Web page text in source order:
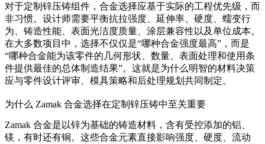
对于定制锌压铸组件，合金选择应基于实际的工程优先级，而
非习惯。设计师需要平衡抗拉强度、延伸率、硬度、蠕变行
为、铸造性能、表面光洁度质量、涂层兼容性以及单位成本。
在大多数项目中，选择不仅仅是“哪种合金强度最高”，而是
“哪种合金能为该零件的几何形状、数量、表面处理和使用条
件提供最佳的总体制造结果”。这就是为什么明智的材料决策
应与零件设计评审、模具策略和后处理规划共同制定。
为什么 Zamak 合金选择在定制锌压铸中至关重要
Zamak 合金是以锌为基础的铸造材料，含有受控添加的铝、
镁，有时还有铜。这些合金元素直接影响强度、硬度、流动